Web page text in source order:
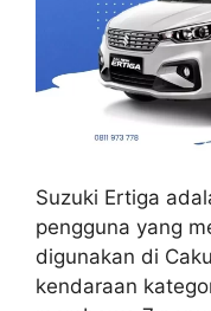
Suzuki Ertiga
pengguna yang
digunakan di
kendaraan